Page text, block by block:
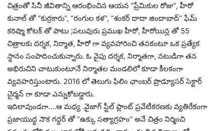
చిత్రంతో సినీ జీవితాన్ని ఆరంభించిన ఆయన “ప్రేమికుల రోజు”, హీరో
కునాల్ తో “కుర్రకారు”, “రంగుల కళ”, “శంకర్ దాదా జిందాబాద్” ఫేమ్
కరిష్మా కోటక్ తో పాటు ;పలువురు ప్రముఖ హీరో, హీరోయిన్ల తో 55
చిత్రాలకు దర్శక, నిర్మాత, హీరో గా వ్యవహారించి తనకంటూ ఒక ప్రత్యేక
స్థానం సంపాదించుకున్నారు. ఓ వైపు దర్శక, నిర్మాతగా, నటుడిగా తన
అభిరుచిని చాటుకుంటూనే నిర్మాతల మండలిలో కూడా కీలకంగా
వ్యవహరిస్తుంటారు. 2016 లో తెలుగు ఫిలిం ఛాంబర్ ప్రొడ్యూసర్ సెక్టార్
చైర్మన్ గా కూడా ఎన్నుకోబడ్డారు.
ఇదిలావుండగా….ఆ మధ్య .వైజాగ్ స్టీల్ ప్లాంట్ ప్రవేటీకరణకు వ్యతిరేకంగా
ప్రజాయుద్ధ నౌక గద్దర్ తో “ఉక్కు సత్యాగ్రహం” అనే చిత్రం నిర్మించి